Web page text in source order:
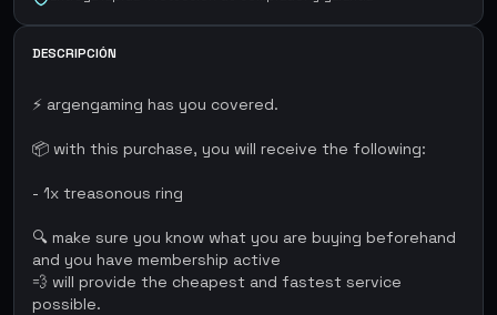
DESCRIPCIÓN
⚡ argengaming has you covered.
📦 with this purchase, you will receive the following:
- 1x treasonous ring
🔍 make sure you know what you are buying beforehand
and you have membership active
💨 will provide the cheapest and fastest service
possible.